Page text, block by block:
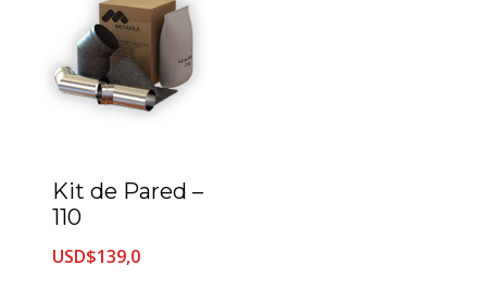
Kit de Pared –
110
USD$139,0